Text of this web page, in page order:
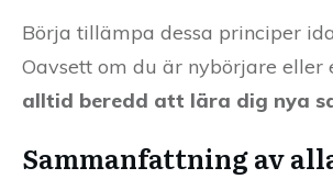
Börja tillämpa dessa principer
Oavsett om du är nybörjare
alltid beredd att lära dig nya
Sammanfattning av